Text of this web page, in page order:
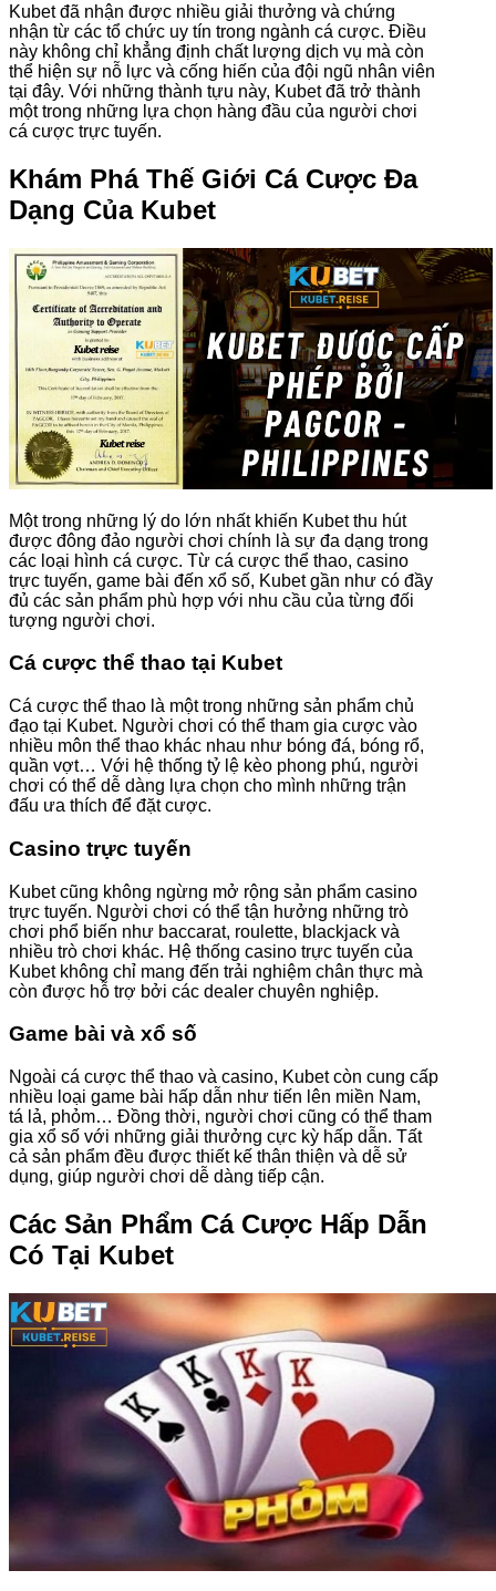
Kubet đã nhận được nhiều giải thưởng và chứng
nhận từ các tổ chức uy tín trong ngành cá cược. Điều
này không chỉ khẳng định chất lượng dịch vụ mà còn
thể hiện sự nỗ lực và cống hiến của đội ngũ nhân viên
tại đây. Với những thành tựu này, Kubet đã trở thành
một trong những lựa chọn hàng đầu của người chơi
cá cược trực tuyến.
Khám Phá Thế Giới Cá Cược Đa
Dạng Của Kubet
Một trong những lý do lớn nhất khiến Kubet thu hút
được đông đảo người chơi chính là sự đa dạng trong
các loại hình cá cược. Từ cá cược thể thao, casino
trực tuyến, game bài đến xổ số, Kubet gần như có đầy
đủ các sản phẩm phù hợp với nhu cầu của từng đối
tượng người chơi.
Cá cược thể thao tại Kubet
Cá cược thể thao là một trong những sản phẩm chủ
đạo tại Kubet. Người chơi có thể tham gia cược vào
nhiều môn thể thao khác nhau như bóng đá, bóng rổ,
quần vợt… Với hệ thống tỷ lệ kèo phong phú, người
chơi có thể dễ dàng lựa chọn cho mình những trận
đấu ưa thích để đặt cược.
Casino trực tuyến
Kubet cũng không ngừng mở rộng sản phẩm casino
trực tuyến. Người chơi có thể tận hưởng những trò
chơi phổ biến như baccarat, roulette, blackjack và
nhiều trò chơi khác. Hệ thống casino trực tuyến của
Kubet không chỉ mang đến trải nghiệm chân thực mà
còn được hỗ trợ bởi các dealer chuyên nghiệp.
Game bài và xổ số
Ngoài cá cược thể thao và casino, Kubet còn cung cấp
nhiều loại game bài hấp dẫn như tiến lên miền Nam,
tá lả, phỏm… Đồng thời, người chơi cũng có thể tham
gia xổ số với những giải thưởng cực kỳ hấp dẫn. Tất
cả sản phẩm đều được thiết kế thân thiện và dễ sử
dụng, giúp người chơi dễ dàng tiếp cận.
Các Sản Phẩm Cá Cược Hấp Dẫn
Có Tại Kubet